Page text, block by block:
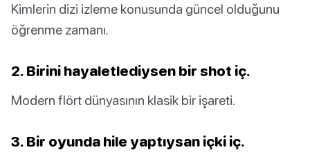
Kimlerin dizi izleme konusunda güncel olduğunu
öğrenme zamanı.
2. Birini hayaletlediysen bir shot iç.
Modern flört dünyasının klasik bir işareti.
3. Bir oyunda hile yaptıysan içki iç.